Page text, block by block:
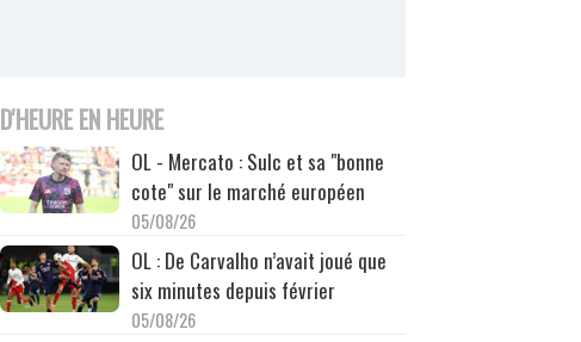
D'HEURE EN HEURE
OL - Mercato : Sulc et sa "bonne
cote" sur le marché européen
05/08/26
OL : De Carvalho n’avait joué que
six minutes depuis février
05/08/26